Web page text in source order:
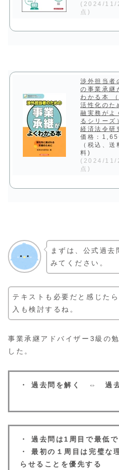
(2024/11/
点)
渉外担当者
の事業承継
わかる本
活性化のた
融実務がよ
るシリーズ
経済法令研
価格：
（税込、送
料)
(2024/11/
点)
まずは、公式過去
みてください。
テキストも必要だと感じた
入も検討するね。
事業承継アドバイザー3級の
した。
・ 過去問を解く ⇔ 過
・ 過去問は1周目で最低
・ 最初の１周目は完璧な
らせることを優先する